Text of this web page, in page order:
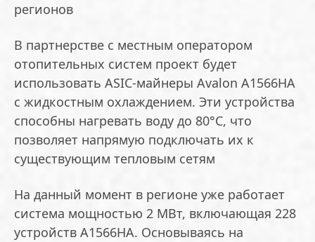
регионов
В партнерстве с местным оператором
отопительных систем проект будет
использовать ASIC-майнеры Avalon A1566HA
с жидкостным охлаждением. Эти устройства
способны нагревать воду до 80°C, что
позволяет напрямую подключать их к
существующим тепловым сетям
На данный момент в регионе уже работает
система мощностью 2 МВт, включающая 228
устройств A1566HA. Основываясь на